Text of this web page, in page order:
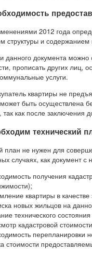
2012 года
структуры и
данного документа
прописать других лиц,
услуги.
квартиры не
быть осуществлена
так как после заключения
технический
план не нужен для
случаях, как документ
получения
квартиры в
новых жильцов на
технического
кадастровой
перепланировки
стоимости